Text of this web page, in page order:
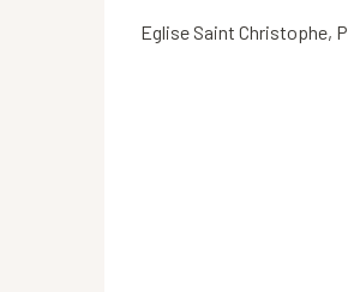
Eglise Saint Christophe,